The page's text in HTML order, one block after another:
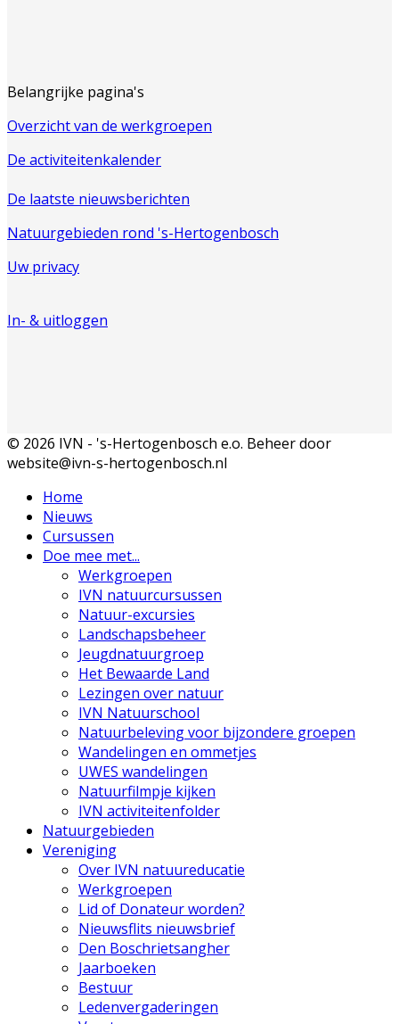
Belangrijke pagina's
Overzicht van de werkgroepen
De activiteitenkalender
De laatste nieuwsberichten
Natuurgebieden rond 's-Hertogenbosch
Uw privacy
In- & uitloggen
© 2026 IVN - 's-Hertogenbosch e.o. Beheer door
website@ivn-s-hertogenbosch.nl
Home
Nieuws
Cursussen
Doe mee met...
Werkgroepen
IVN natuurcursussen
Natuur-excursies
Landschapsbeheer
Jeugdnatuurgroep
Het Bewaarde Land
Lezingen over natuur
IVN Natuurschool
Natuurbeleving voor bijzondere groepen
Wandelingen en ommetjes
UWES wandelingen
Natuurfilmpje kijken
IVN activiteitenfolder
Natuurgebieden
Vereniging
Over IVN natuureducatie
Werkgroepen
Lid of Donateur worden?
Nieuwsflits nieuwsbrief
Den Boschrietsangher
Jaarboeken
Bestuur
Ledenvergaderingen